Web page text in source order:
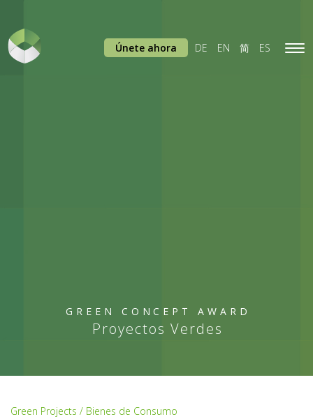
GREEN CONCEPT AWARD
Proyectos Verdes
Únete ahora DE EN 简 ES
Green Projects / Bienes de Consumo